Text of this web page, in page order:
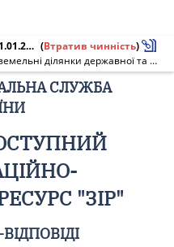
Запитання-відповідь від 31.01.2018 (Втратив чинність)
Який розмір орендної плати за земельні ділянки державної та комунальної власності? [Діяло до 28.03.2021]
СЛУЖБА
"ЗІР"